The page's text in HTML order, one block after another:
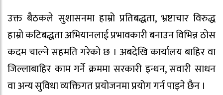
उक्त बैठकले सुशासनमा हाम्रो प्रतिबद्धता, भ्रष्टाचार विरुद्ध
हाम्रो कटिबद्धता अभियानलाई प्रभावकारी बनाउन विभिन्न ठोस
कदम चाल्ने सहमति गरेको छ । अबदेखि कार्यालय बाहिर वा
जिल्लाबाहिर काम गर्ने क्रममा सरकारी इन्धन, सवारी साधन
वा अन्य सुविधा व्यक्तिगत प्रयोजनमा प्रयोग गर्न पाइने छैन ।